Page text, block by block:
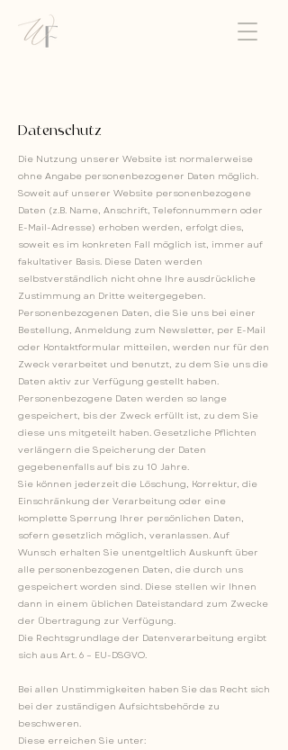
Datenschutz
Die Nutzung unserer Website ist normalerweise
ohne Angabe personenbezogener Daten möglich.
Soweit auf unserer Website personenbezogene
Daten (z.B. Name, Anschrift, Telefonnummern oder
E-Mail-Adresse) erhoben werden, erfolgt dies,
soweit es im konkreten Fall möglich ist, immer auf
fakultativer Basis. Diese Daten werden
selbstverständlich nicht ohne Ihre ausdrückliche
Zustimmung an Dritte weitergegeben.
Personenbezogenen Daten, die Sie uns bei einer
Bestellung, Anmeldung zum Newsletter, per E-Mail
oder Kontaktformular mitteilen, werden nur für den
Zweck verarbeitet und benutzt, zu dem Sie uns die
Daten aktiv zur Verfügung gestellt haben.
Personenbezogene Daten werden so lange
gespeichert, bis der Zweck erfüllt ist, zu dem Sie
diese uns mitgeteilt haben. Gesetzliche Pflichten
verlängern die Speicherung der Daten
gegebenenfalls auf bis zu 10 Jahre.
Sie können jederzeit die Löschung, Korrektur, die
Einschränkung der Verarbeitung oder eine
komplette Sperrung Ihrer persönlichen Daten,
sofern gesetzlich möglich, veranlassen. Auf
Wunsch erhalten Sie unentgeltlich Auskunft über
alle personenbezogenen Daten, die durch uns
gespeichert worden sind. Diese stellen wir Ihnen
dann in einem üblichen Dateistandard zum Zwecke
der Übertragung zur Verfügung.
Die Rechtsgrundlage der Datenverarbeitung ergibt
sich aus Art. 6 – EU-DSGVO.
Bei allen Unstimmigkeiten haben Sie das Recht sich
bei der zuständigen Aufsichtsbehörde zu
beschweren.
Diese erreichen Sie unter: